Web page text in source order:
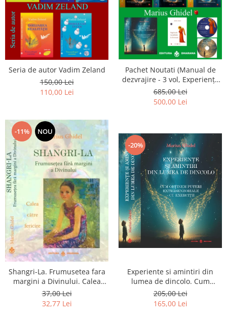
Seria de autor Vadim Zeland
150,00 Lei
110,00 Lei
Pachet Noutati (Manual de
dezvrajire - 3 vol, Experiențe
și amintiri, Rugăciunile
Luceafarului de dimineata) -
Marius Ghidel
685,00 Lei
500,00 Lei
-11% NOU
Shangri-La. Frumusetea fara
margini a Divinului. Calea
catre fericire
37,00 Lei
32,77 Lei
-20%
Experiente si amintiri din
lumea de dincolo. Cum
obtinem puteri
extrasenzoriale - cu exercitii
205,00 Lei
165,00 Lei